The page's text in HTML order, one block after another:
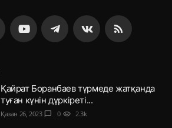
Қайрат Боранбаев түрмеде жатқанда
туған күнін дүркіреті...
Қазан 26, 2023 chat_bubble 0 visibility 2.3k